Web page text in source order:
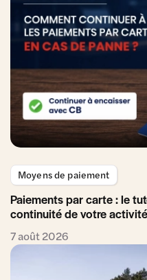
Moyens de paiement
Paiements par carte : le
continuité de votre
7 août 2026